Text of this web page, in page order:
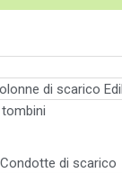
di scarico
di scarico